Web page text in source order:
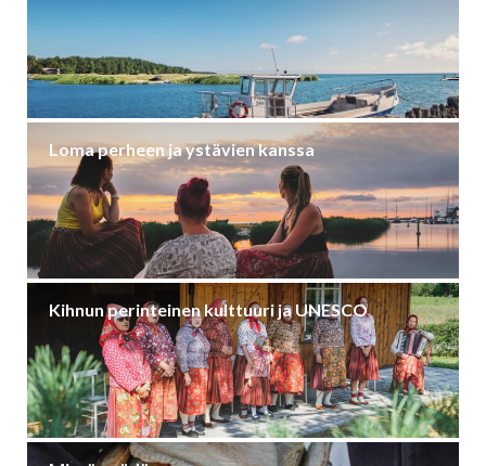
Loma perheen ja ystävien kanssa
Kihnun perinteinen kulttuuri ja UNESCO